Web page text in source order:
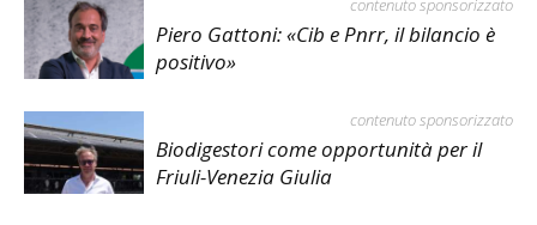
contenuto sponsorizzato
Piero Gattoni: «Cib e Pnrr, il bilancio è
positivo»
contenuto sponsorizzato
Biodigestori come opportunità per il
Friuli-Venezia Giulia